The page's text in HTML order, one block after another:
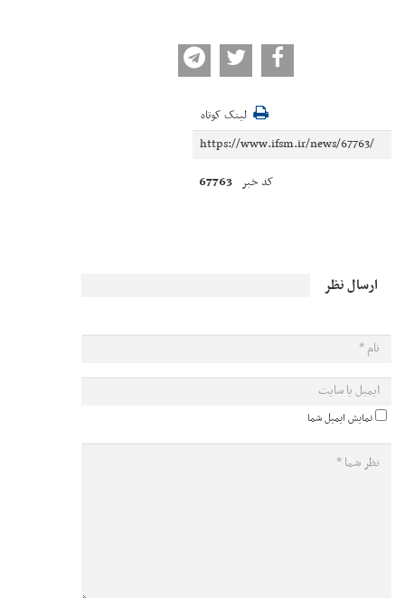
لینک کوتاه
کد خبر 67763
ارسال نظر
نمایش ایمیل شما